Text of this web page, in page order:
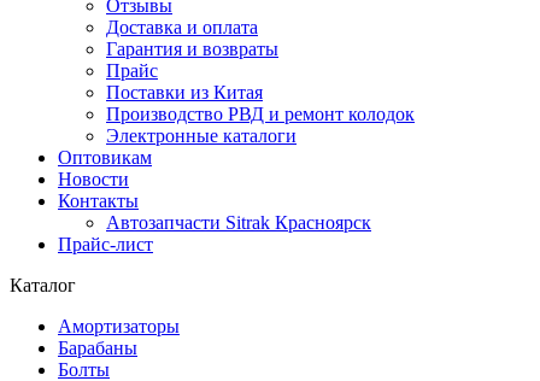
Отзывы
Доставка и оплата
Гарантия и возвраты
Прайс
Поставки из Китая
Производство РВД и ремонт колодок
Электронные каталоги
Оптовикам
Новости
Контакты
Автозапчасти Sitrak Красноярск
Прайс-лист
Каталог
Амортизаторы
Барабаны
Болты